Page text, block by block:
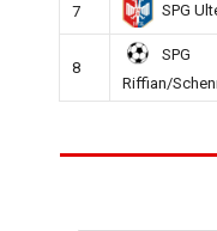
7 SPG
8
SPG
Riffian/